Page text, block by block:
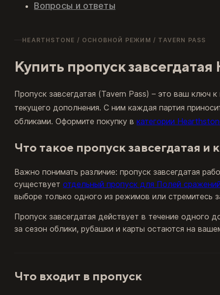
Вопросы и ответы
HEARTHSTONE / ОСНОВНОЙ РЕЖИМ / TAVERN PASS
Купить пропуск
Пропуск завсегдатая (Tavern Pass) – это ваш ключ
текущего дополнения. С ним каждая партия
обликами. Оформите покупку вкатегории
Что такое пропуск завсегдатая и
Важно понимать различие: пропуск завсегдатая
существуетотдельный пропуск для Полей
выборе только одного из режимов или стремитесь
Пропуск завсегдатая действует в течение
за сезон облики, рубашки и карты остаются на
Что входит в пропуск